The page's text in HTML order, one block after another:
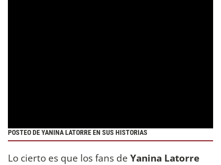
POSTEO DE YANINA LATORRE EN SUS HISTORIAS
Lo cierto es que los fans de Yanina Latorre